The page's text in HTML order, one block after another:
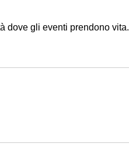
dove gli eventi prendono vita.